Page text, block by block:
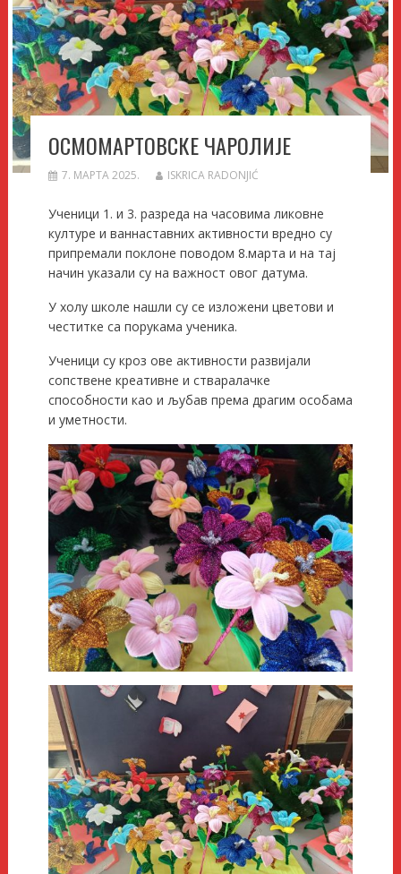
ОСМОМАРТОВСКЕ ЧАРОЛИЈЕ
7. МАРТА 2025. ISKRICA RADONJIĆ
Ученици 1. и 3. разреда на часовима ликовне
културе и ваннаставних активности вредно су
припремали поклоне поводом 8.марта и на тај
начин указали су на важност овог датума.
У холу школе нашли су се изложени цветови и
честитке са порукама ученика.
Ученици су кроз ове активности развијали
сопствене креативне и стваралачке
способности као и љубав према драгим особама
и уметности.